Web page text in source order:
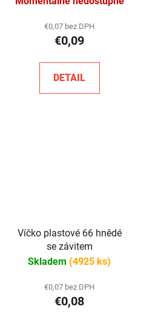
€0,07 bez DPH
€0,09
DETAIL
Víčko plastové 66 hnědé
se závitem
Skladem (4925 ks)
€0,07 bez DPH
€0,08